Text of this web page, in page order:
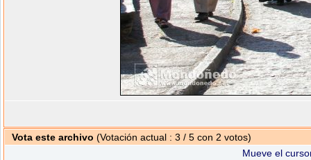
Vota este archivo (Votación actual : 3 / 5 con 2 votos)
Mueve el